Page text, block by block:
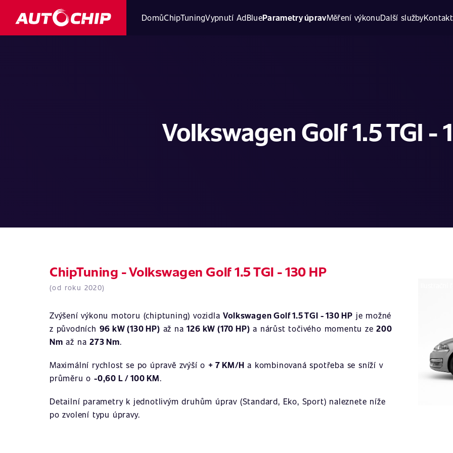
DomůChipTuningVypnutí AdBlueParametry úpravMěření výkonuDalší službyKontakt
Volkswagen Golf 1.5 TGI -
ChipTuning - Volkswagen Golf 1.5 TGI - 130 HP
(od roku 2020)
Zvýšení výkonu motoru (chiptuning) vozidlaVolkswagen Golf 1.5 TGI - 130 HP je možné
z původních 96 kW (130 HP) až na126 kW (170 HP) a nárůst točivého momentu ze200
Nm až na273 Nm.
Maximální rychlost se po úpravě zvýší o + 7 KM/H a kombinovaná spotřeba se sníží v
průměru o-0,60 L / 100 KM.
Detailní parametry k jednotlivým druhům úprav (Standard, Eko, Sport) naleznete níže
po zvolení typu úpravy.